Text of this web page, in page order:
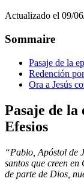
Actualizado el 09/
Sommaire
Pasaje de la
Redención
Ora a Jesús
Pasaje de la
Efesios
“Pablo, Apóstol de
santos que creen
de parte de Dios,